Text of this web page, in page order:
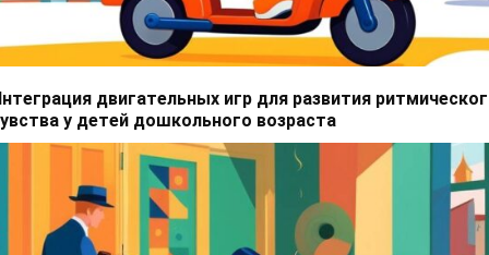
двигательных игр для развития
у детей дошкольного возраста